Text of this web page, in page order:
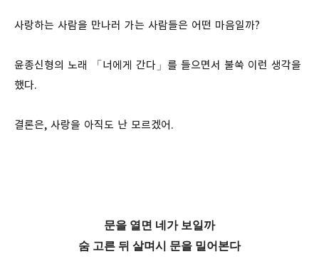
사랑하는 사람을 만나러 가는 사람들은 어떤 마음일까?
윤종신형의 노래 「너에게 간다」를 들으면서 불쑥 이런 생각을
했다.
결론은, 사랑을 아직도 난 모르겠어.
문을 열면 네가 보일까
숨 고른 뒤 살며시 문을 밀어본다